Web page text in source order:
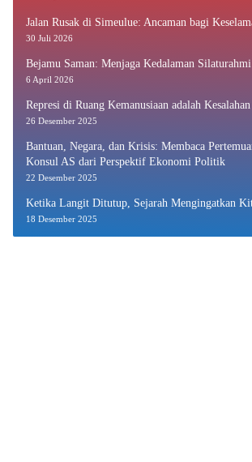
Jalan Rusak di Simeulue: Ancaman bagi
30 Juli 2026
Bejamu Saman: Menjaga Kedalaman
6 April 2026
Represi di Ruang Kemanusiaan adalah
26 Desember 2025
Bantuan, Negara, dan Krisis: Membaca
Konsul AS dari Perspektif Ekonomi Politik
22 Desember 2025
Ketika Langit Ditutup, Sejarah Mengingatkan
18 Desember 2025